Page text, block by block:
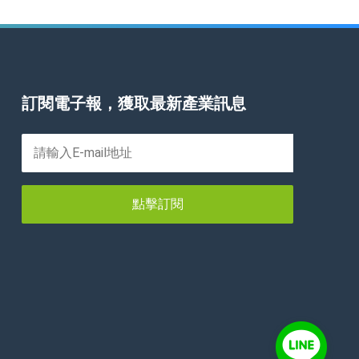
訂閱電子報，獲取最新產業訊息
點擊訂閱